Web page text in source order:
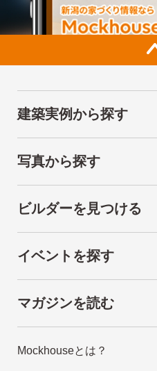
建築実例から探す
写真から探す
ビルダーを見つける
イベントを探す
マガジンを読む
Mockhouseとは？